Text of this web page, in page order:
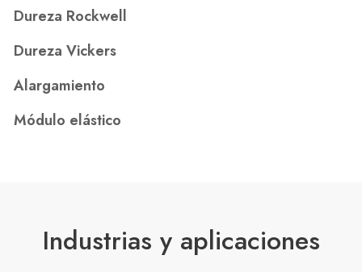
Dureza Rockwell
Dureza Vickers
Alargamiento
Módulo elástico
Industrias y aplicaciones